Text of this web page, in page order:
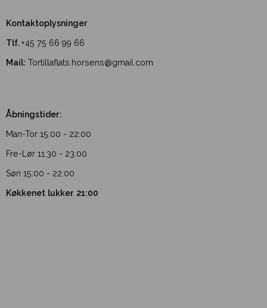
Kontaktoplysninger
Tlf. +45 75 66 99 66
Mail: Tortillaflats.horsens@gmail.com
Åbningstider:
Man-Tor 15:00 - 22:00
Fre-Lør 11:30 - 23:00
Søn 15:00 - 22:00
Køkkenet lukker 21:00